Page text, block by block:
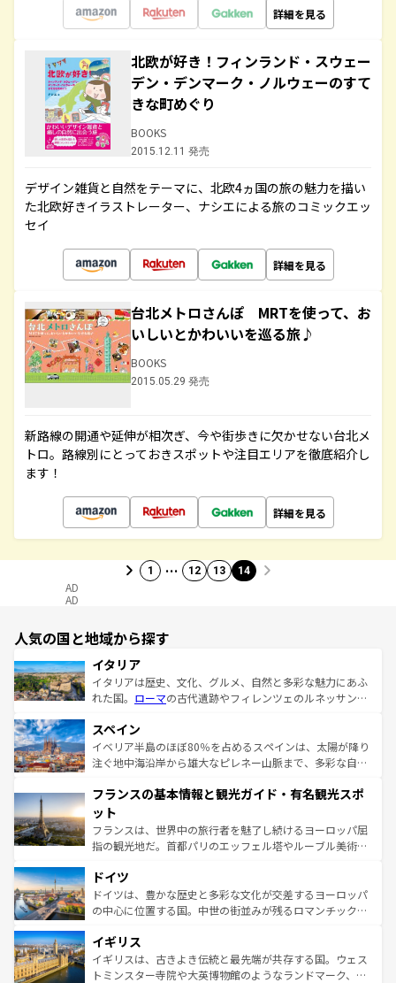
詳細を見る
北欧が好き！フィンランド・スウェー
デン・デンマーク・ノルウェーのすて
きな町めぐり
BOOKS
2015.12.11 発売
デザイン雑貨と自然をテーマに、北欧4ヵ国の旅の魅力を描い
た北欧好きイラストレーター、ナシエによる旅のコミックエッ
セイ
詳細を見る
台北メトロさんぽ MRTを使って、お
いしいとかわいいを巡る旅♪
BOOKS
2015.05.29 発売
新路線の開通や延伸が相次ぎ、今や街歩きに欠かせない台北メ
トロ。路線別にとっておきスポットや注目エリアを徹底紹介し
ます！
詳細を見る
1 … 12 13 14
AD
AD
人気の国と地域から探す
イタリア
イタリアは歴史、文化、グルメ、自然と多彩な魅力にあふ
れた国。 ローマの古代遺跡やフィレンツェのルネッサンス
ろん、トスカーナの美しい田園風景やアマルフィ海岸の絶
景など、自然景観も見逃せない。観光の合間には、本場の
ピザやパスタなど、絶品のイタリア料理を堪能することも
ませてくれるイタリアで、忘れられない旅をしてみよう！
なお、新着のイタリア情報は
しい。
スペイン
イベリア半島のほぼ80％を占めるスペインは、太陽が降り
注ぐ地中海沿岸から雄大なピレネー山脈まで、多彩な自然
文化が根付くこの国では、情熱的なフラメンコ、熱気あふ
れる闘牛、そして美味しいタパスが生活の一部となってい
る。首都マドリードの洗練された雰囲気や、バルセロナの
アートに溢れた街角から、地方では古代ローマ遺跡や中世
せる。地方によって風土や気候が異なるスペインはその個
性で訪れる人を魅了する。 なお、新着のスペイン情報は コ
ンテンツ一覧を参照してほしい。
フランスの基本情報と観光ガイド・有名観光スポ
ット
フランスは、世界中の旅行者を魅了し続けるヨーロッパ屈
指の観光地だ。首都パリのエッフェル塔やルーブル美術館
で、幅広い魅力が詰まっている。華麗な宮殿、歴史的な大
聖堂、美しいビーチ、そして豊かな自然が、訪れる者を心
から魅了する。また、フランスは美食の国としても知ら
いる。シャンパンの発祥地であるランス、プロヴァンスの
香り高いラベンダー畑など、多彩な楽しみ方が可能だ。さ
らに、パリ以外の地域にも魅力が溢れており、どの街角に
ドイツ
ドイツは、豊かな歴史と多彩な文化が交差するヨーロッパ
の中心に位置する国。中世の街並みが残るロマンチック街
顔を持つこの国は、どこを歩いても飽きることがない。ベ
ルリンの文化的活気、バイエルン州のアルプスの絶景、そ
してライン川沿いのワイン畑といった風景は必見。ビール
イギリス
イギリスは、古きよき伝統と最先端が共存する国。ウェス
トミンスター寺院や大英博物館のようなランドマーク、歴